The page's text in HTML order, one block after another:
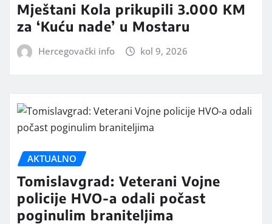
Mještani Kola prikupili 3.000 KM
za ‘Kuću nade’ u Mostaru
Hercegovački info kol 9, 2026
AKTUALNO
Tomislavgrad: Veterani Vojne
policije HVO-a odali počast
poginulim braniteljima